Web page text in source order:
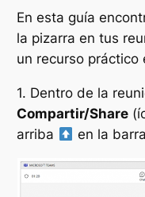
En esta guía
la pizarra en tus
un recurso práctico
1. Dentro de la
Compartir/Share
arriba
en la